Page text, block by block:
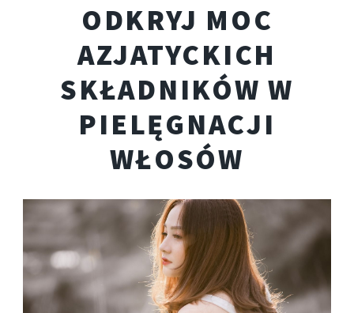
ODKRYJ MOC
AZJATYCKICH
SKŁADNIKÓW W
PIELĘGNACJI
WŁOSÓW